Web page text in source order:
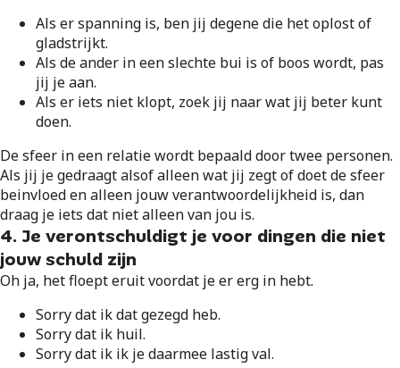
Als er spanning is, ben jij degene die het oplost of
gladstrijkt.
Als de ander in een slechte bui is of boos wordt, pas
jij je aan.
Als er iets niet klopt, zoek jij naar wat jij beter kunt
doen.
De sfeer in een relatie wordt bepaald door twee personen.
Als jij je gedraagt alsof alleen wat jij zegt of doet de sfeer
beinvloed en alleen jouw verantwoordelijkheid is, dan
draag je iets dat niet alleen van jou is.
4. Je verontschuldigt je voor dingen die niet
jouw schuld zijn
Oh ja, het floept eruit voordat je er erg in hebt.
Sorry dat ik dat gezegd heb.
Sorry dat ik huil.
Sorry dat ik ik je daarmee lastig val.